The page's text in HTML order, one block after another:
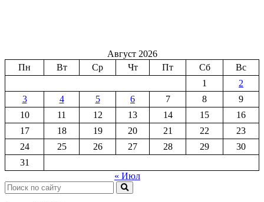
Август 2026
Пн
Вт Ср Чт Пт Сб
Вс
1
2
3
4 5 6 7 8
9
10
11 12 13 14 15
16
17
18 19 20 21 22
23
24
25 26 27 28 29
30
31
« Июл
Поиск: